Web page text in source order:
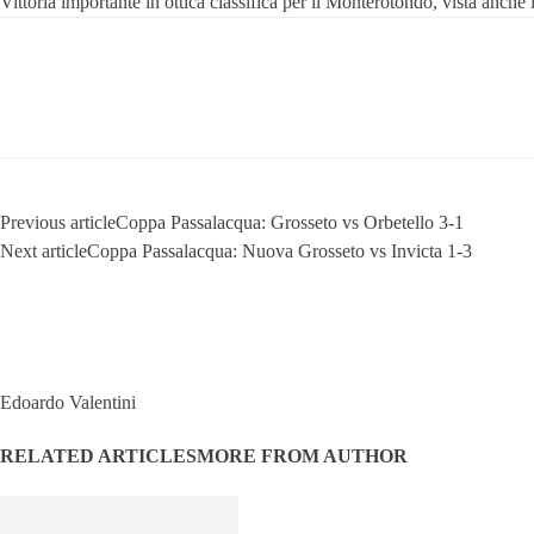
Previous articleCoppa Passalacqua: Grosseto vs Orbetello 3-1
Next articleCoppa Passalacqua: Nuova Grosseto vs Invicta 1-3
Edoardo Valentini
RELATED ARTICLESMORE FROM AUTHOR